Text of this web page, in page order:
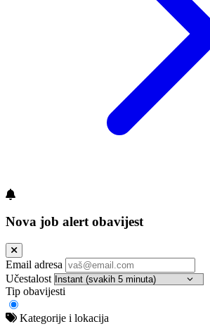
Nova job alert obavijest
Email adresa
Učestalost
Tip obavijesti
Kategorije i lokacija